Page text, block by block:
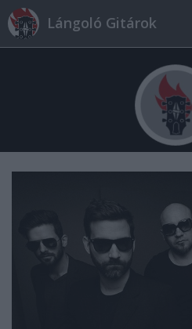
Lángoló Gitárok